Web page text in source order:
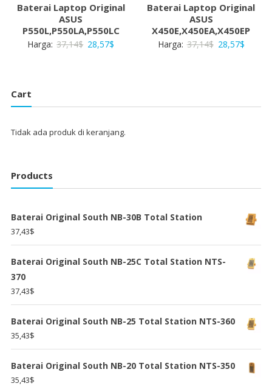
Baterai Laptop Original
ASUS
P550L,P550LA,P550LC
Harga: 37,14$ Harga
28,57$
28,57$.
Baterai Laptop Original
ASUS
X450E,X450EA,X450EP
Harga: 37,14$ Harga
28,57$Harga
28,57$.
Cart
Tidak ada produk di keranjang.
Products
Baterai Original South NB-30B Total Station
37,43$
Baterai Original South NB-25C Total Station NTS-
370
37,43$
Baterai Original South NB-25 Total Station NTS-360
35,43$
Baterai Original South NB-20 Total Station NTS-350
35,43$